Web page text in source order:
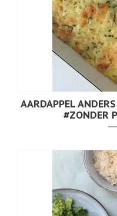
AARDAPPEL
#ZONDER